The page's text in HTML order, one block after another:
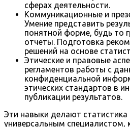
сферах деятельности.
Коммуникационные и
Умение представить
понятной форме, будь то
отчеты. Подготовка
решений на основе
Этические и правовые
регламентов работы с
конфиденциальной
этических стандартов в
публикации результатов.
Эти навыки делают
универсальным